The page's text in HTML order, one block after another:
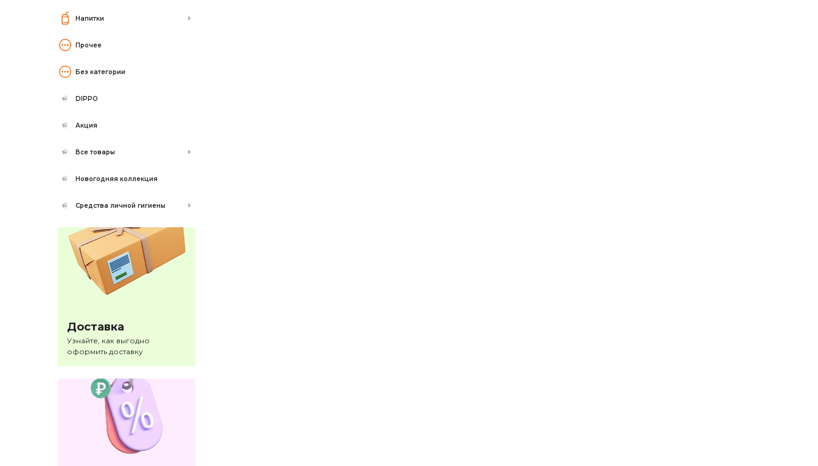
Напитки
Прочее
Без категории
DIPPO
Акция
Все товары
Новогодняя коллекция
Средства личной гигиены
Доставка
Узнайте, как выгодно
оформить доставку